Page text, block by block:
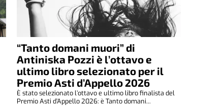
“Tanto domani muori” di
Antiniska Pozzi è l’ottavo e
ultimo libro selezionato per il
Premio Asti d’Appello 2026
È stato selezionato l’ottavo e ultimo libro finalista del
Premio Asti d’Appello 2026: è Tanto domani...